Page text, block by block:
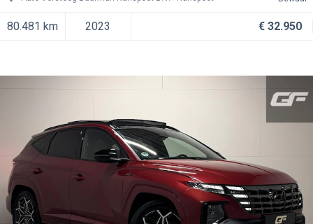
80.481 km 2023 € 32.950